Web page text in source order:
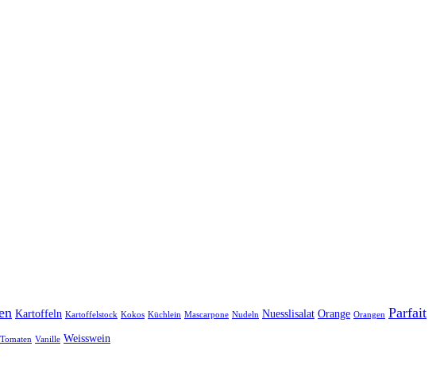
Kartoffeln Kartoffelstock Kokos Küchlein Mascarpone Nudeln Nuesslisalat Orange Orangen Parfait
Tomaten Vanille Weisswein